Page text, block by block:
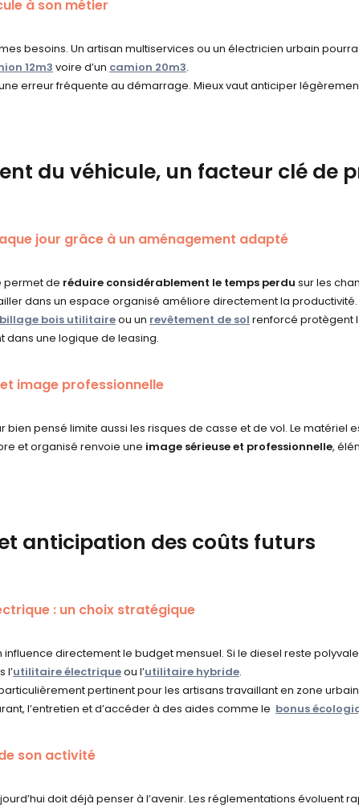
à son métier
besoins. Un artisan multiservices ou un électricien urbain
12m3 voire d’un camion 20m3.
erreur fréquente au démarrage. Mieux vaut anticiper
du véhicule, un facteur clé de
jour grâce à un aménagement adapté
permet de réduire considérablement le temps perdu sur les
dans un espace organisé améliore directement la productivité.
bois utilitaireou un revêtement de sol renforcé protègent
une logique de leasing.
image professionnelle
pensé limite aussi les risques de casse et de vol. Le matériel
et organisé renvoie une image sérieuse et professionnelle,
anticipation des coûts futurs
: un choix stratégique
influence directement le budget mensuel. Si le diesel reste
l’utilitaire électriqueou l’utilitaire hybride.
pertinent pour les artisans travaillant en zone
l’entretien et d’accéder à des aides comme le bonus
son activité
doit déjà penser à l’avenir. Les réglementations